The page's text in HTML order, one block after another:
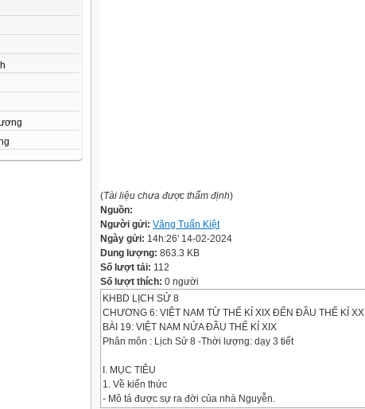
(Tài liệu chưa được thẩm định)
Nguồn:
Người gửi: Văng Tuấn Kiệt
Ngày gửi: 14h:26' 14-02-2024
Dung lượng: 863.3 KB
Số lượt tải: 112
Số lượt thích: 0 người
KHBD LỊCH SỬ 8
CHƯƠNG 6: VIỆT NAM TỪ THẾ KỈ XIX ĐẾN ĐẦU THẾ KỈ XX
BÀI 19: VIỆT NAM NỬA ĐẦU THẾ KỈ XIX
Phân môn : Lịch Sử 8 -Thời lượng: dạy 3 tiết
I. MỤC TIÊU
1. Về kiến thức
- Mô tả được sự ra đời của nhà Nguyễn.